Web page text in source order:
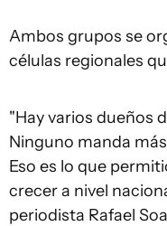
Ambos grupos se
células regionales
"Hay varios dueños
Ninguno manda
Eso es lo que
crecer a nivel
periodista Rafael